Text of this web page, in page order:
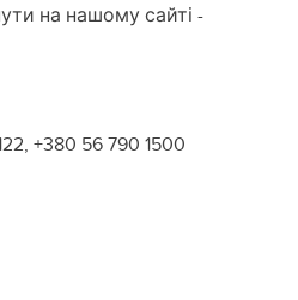
на нашому сайті -
+380 56 790 1500